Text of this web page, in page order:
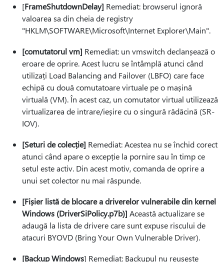
[FrameShutdownDelay] Remediat: browserul ignoră
valoarea sa din cheia de registry
"HKLM\SOFTWARE\Microsoft\Internet Explorer\Main".
[comutatorul vm] Remediat: un vmswitch declanșează o
eroare de oprire. Acest lucru se întâmplă atunci când
utilizați Load Balancing and Failover (LBFO) care face
echipă cu două comutatoare virtuale pe o mașină
virtuală (VM). În acest caz, un comutator virtual utilizează
virtualizarea de intrare/ieșire cu o singură rădăcină (SR-
IOV).
[Seturi de colecție] Remediat: Acestea nu se închid corect
atunci când apare o excepție la pornire sau în timp ce
setul este activ. Din acest motiv, comanda de oprire a
unui set colector nu mai răspunde.
[Fișier listă de blocare a driverelor vulnerabile din kernel
Windows (DriverSiPolicy.p7b)] Această actualizare se
adaugă la lista de drivere care sunt expuse riscului de
atacuri BYOVD (Bring Your Own Vulnerable Driver).
[Backup Windows] Remediat: Backupul nu reușește